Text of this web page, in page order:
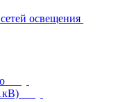
освещения